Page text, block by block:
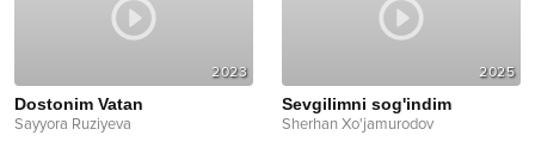
2023
Dostonim Vatan
Sayyora Ruziyeva
2025
Sevgilimni sog'indim
Sherhan Xo'jamurodov